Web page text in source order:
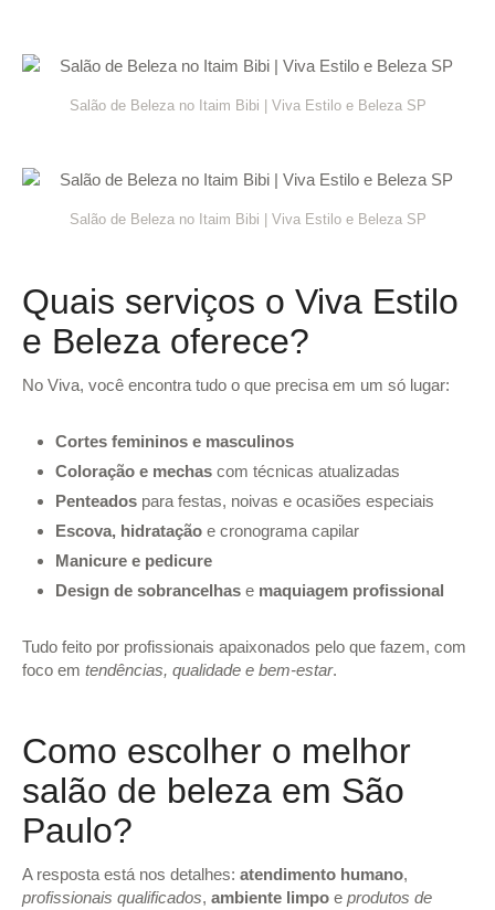
Salão de Beleza no Itaim Bibi | Viva Estilo e Beleza SP
Salão de Beleza no Itaim Bibi | Viva Estilo e Beleza SP
Quais serviços o Viva Estilo
e Beleza oferece?
No Viva, você encontra tudo o que precisa em um só lugar:
Cortes femininos e masculinos
Coloração e mechas com técnicas atualizadas
Penteados para festas, noivas e ocasiões especiais
Escova, hidratação e cronograma capilar
Manicure e pedicure
Design de sobrancelhas e maquiagem profissional
Tudo feito por profissionais apaixonados pelo que fazem, com
foco em tendências, qualidade e bem-estar.
Como escolher o melhor
salão de beleza em São
Paulo?
A resposta está nos detalhes: atendimento humano,
profissionais qualificados, ambiente limpo e produtos de